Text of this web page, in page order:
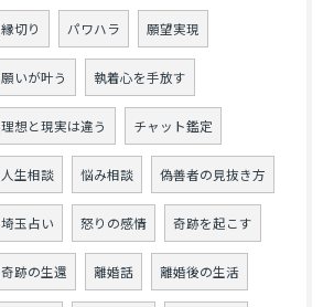
縁切り パワハラ 願望実現
願いが叶う 執着心を手放す
理想と現実は違う チャット鑑定
人生相談 悩み相談 偽善者の見抜き方
埼玉占い 怒りの感情 奇跡を起こす
奇跡の生還 離婚話 離婚後の生活